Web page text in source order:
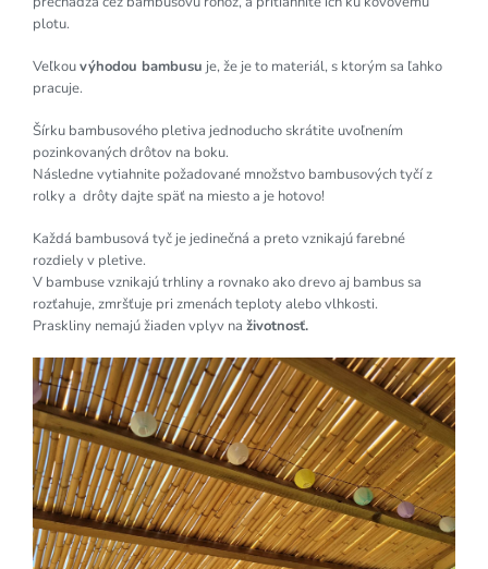
plotu.
Veľkouvýhodou bambusu je, že je to materiál, s ktorým sa ľahko
pracuje.
Šírku bambusového pletiva jednoducho skrátite uvoľnením
pozinkovaných drôtov na boku.
Následne vytiahnite požadované množstvo bambusových tyčí z
rolky a drôty dajte späť na miesto a je hotovo!
Každá bambusová tyč je jedinečná a preto vznikajú farebné
rozdiely v pletive.
V bambuse vznikajú trhliny a rovnako ako drevo aj bambus sa
rozťahuje, zmršťuje pri zmenách teploty alebo vlhkosti.
Praskliny nemajú žiaden vplyv na životnosť.